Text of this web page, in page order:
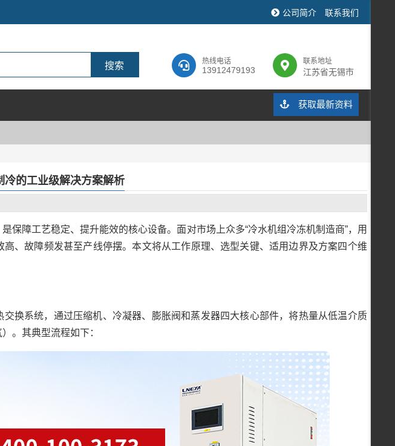
公司简介 联系我们
热线电话
13912479193
联系地址
江苏省无锡市
获取最新资料
的工业级解决方案解析
保障工艺稳定、提升能效的核心设备。面对市场上众多“冷水机组冷冻机制造商”，用
、故障频发甚至产线停摆。本文将从工作原理、选型关键、适用边界及方案四个维
交换系统，通过压缩机、冷凝器、膨胀阀和蒸发器四大核心部件，将热量从低温介质
。其典型流程如下：